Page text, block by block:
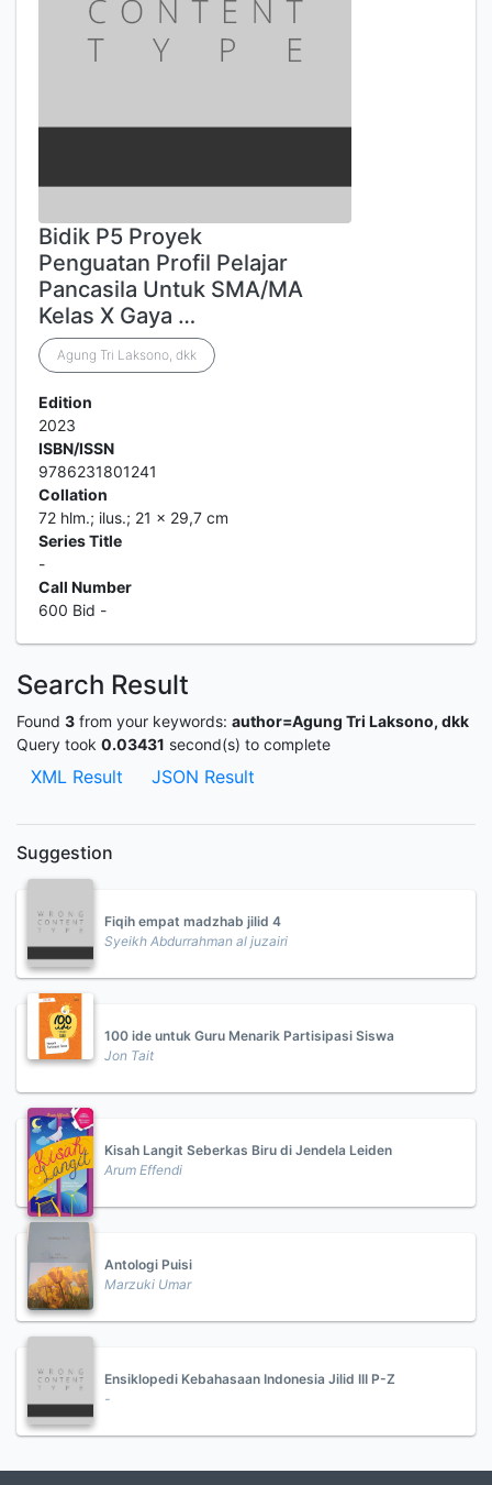
Bidik P5 Proyek
Penguatan Profil Pelajar
Pancasila Untuk SMA/MA
Kelas X Gaya …
Agung Tri Laksono, dkk
Edition
2023
ISBN/ISSN
9786231801241
Collation
72 hlm.; ilus.; 21 x 29,7 cm
Series Title
-
Call Number
600 Bid -
Search Result
Found 3 from your keywords: author=Agung Tri Laksono, dkk
Query took 0.03431 second(s) to complete
XML Result JSON Result
Suggestion
Fiqih empat madzhab jilid 4
Syeikh Abdurrahman al juzairi
100 ide untuk Guru Menarik Partisipasi Siswa
Jon Tait
Kisah Langit Seberkas Biru di Jendela Leiden
Arum Effendi
Antologi Puisi
Marzuki Umar
Ensiklopedi Kebahasaan Indonesia Jilid III P-Z
-